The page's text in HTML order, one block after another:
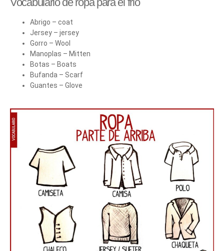
Abrigo – coat
Jersey – jersey
Gorro – Wool
Manoplas – Mitten
Botas – Boats
Bufanda – Scarf
Guantes – Glove